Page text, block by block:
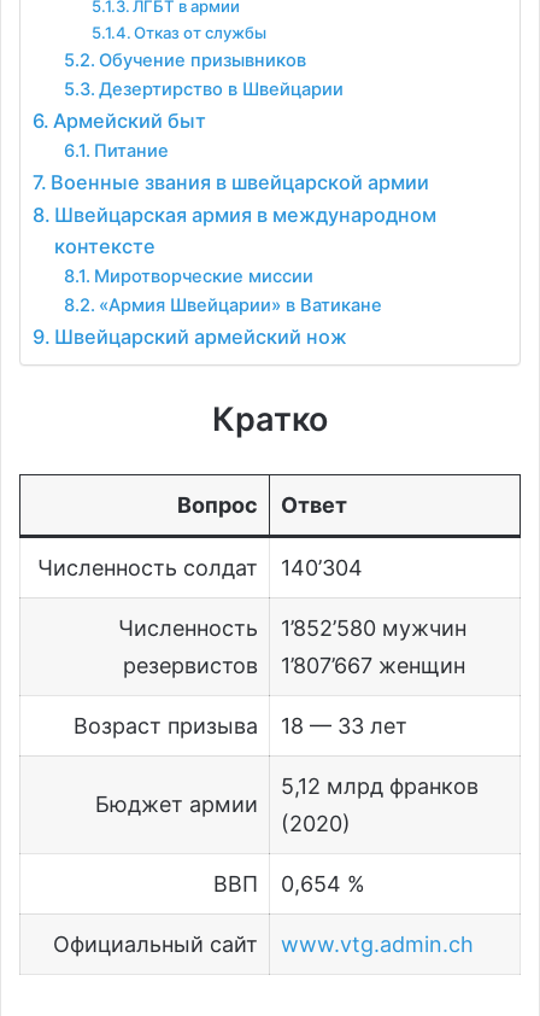
ЛГБТ в армии
Отказ от службы
Обучение призывников
Дезертирство в Швейцарии
Армейский быт
Питание
Военные звания в швейцарской армии
Швейцарская армия в международном
контексте
Миротворческие миссии
«Армия Швейцарии» в Ватикане
Швейцарский армейский нож
Кратко
Вопрос Ответ
Численность солдат 140’304
Численность
резервистов
1’852’580 мужчин
1’807’667 женщин
Возраст призыва 18 — 33 лет
Бюджет армии
5,12 млрд франков
(2020)
ВВП 0,654 %
Официальный сайт www.vtg.admin.ch